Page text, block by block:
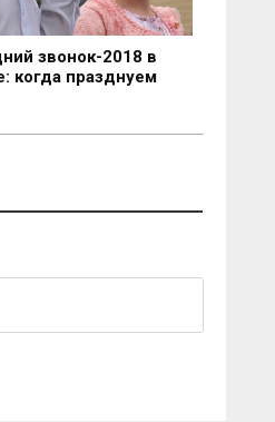
звонок-2018 в
когда празднуем